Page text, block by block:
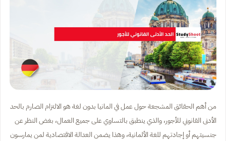
من أهم الحقائق المشجعة حول عمل في المانيا بدون لغة هو الالتزام الصارم بالحد
الأدنى القانوني للأجور، والذي ينطبق بالتساوي على جميع العمال، بغض النظر عن
جنسيتهم أو إجادتهم للغة الألمانية، وهذا يضمن العدالة الاقتصادية لمن يمارسون